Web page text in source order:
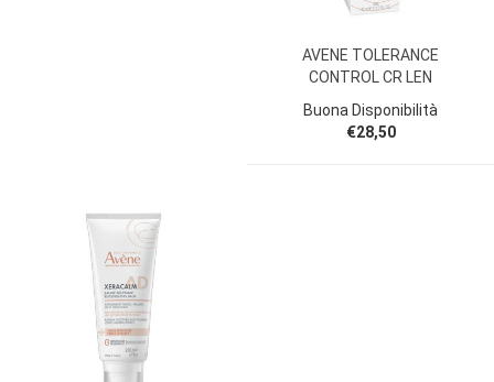
AVENE TOLERANCE
CONTROL CR LEN
Buona Disponibilità
€28,50